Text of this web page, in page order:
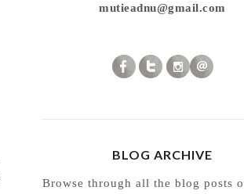
mutieadnu@gmail.com
BLOG ARCHIVE
Browse through all the blog posts